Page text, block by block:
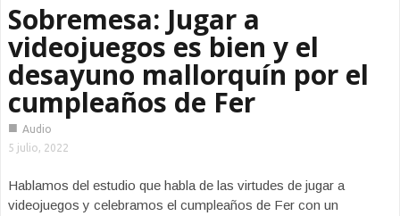
Sobremesa: Jugar a
videojuegos es bien y el
desayuno mallorquín por el
cumpleaños de Fer
■ Audio
5 julio, 2022
Hablamos del estudio que habla de las virtudes de jugar a
videojuegos y celebramos el cumpleaños de Fer con un